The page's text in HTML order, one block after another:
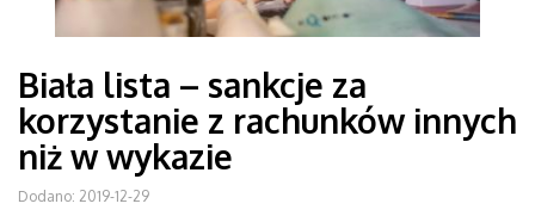
Biała lista – sankcje za
korzystanie z rachunków innych
niż w wykazie
Dodano: 2019-12-29